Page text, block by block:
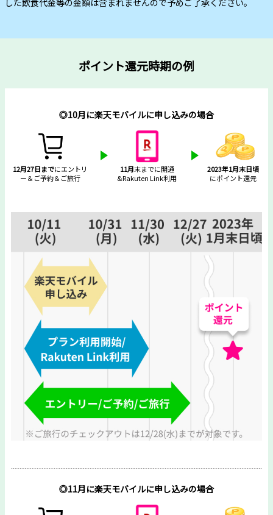
した飲食代金等の金額は含まれませんので予めご了承ください。
ポイント還元時期の例
◎10月に楽天モバイルに申し込みの場合
12月27日までにエントリ
ー＆ご予約＆ご旅行
11月末までに開通
&Rakuten Link利用
2023年1月末日頃
にポイント還元
◎11月に楽天モバイルに申し込みの場合